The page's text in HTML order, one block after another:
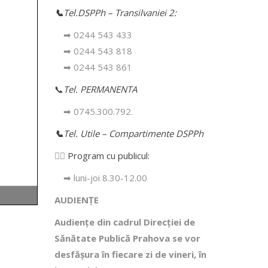
📞Tel.DSPPh – Transilvaniei 2:
➡ 0244 543 433
➡ 0244 543 818
➡ 0244 543 861
📞 Tel. PERMANENTA
➡ 0745.300.792.
📞Tel. Utile – Compartimente DSPPh
👩‍⚕️ Program cu publicul:
➡ luni-joi 8.30-12.00
AUDIENȚE
Audiențe din cadrul Direcţiei de
Sănătate Publică Prahova se vor
desfăşura în fiecare zi de vineri, în